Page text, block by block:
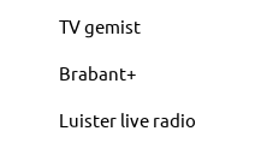
TV gemist
Brabant+
Luister live radio